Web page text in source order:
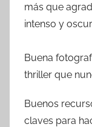
más que
intenso y
Buena
thriller que
Buenos
claves para